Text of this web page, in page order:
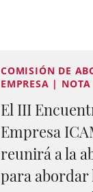
COMISIÓN DE
EMPRESA |
El III
Empresa
reunirá a la
para abordar